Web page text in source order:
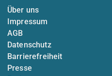
Über uns
Impressum
AGB
Datenschutz
Barrierefreiheit
Presse